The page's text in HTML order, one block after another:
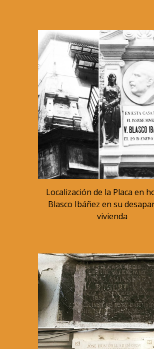
Localización de la Placa en
Blasco Ibáñez en su
vivienda